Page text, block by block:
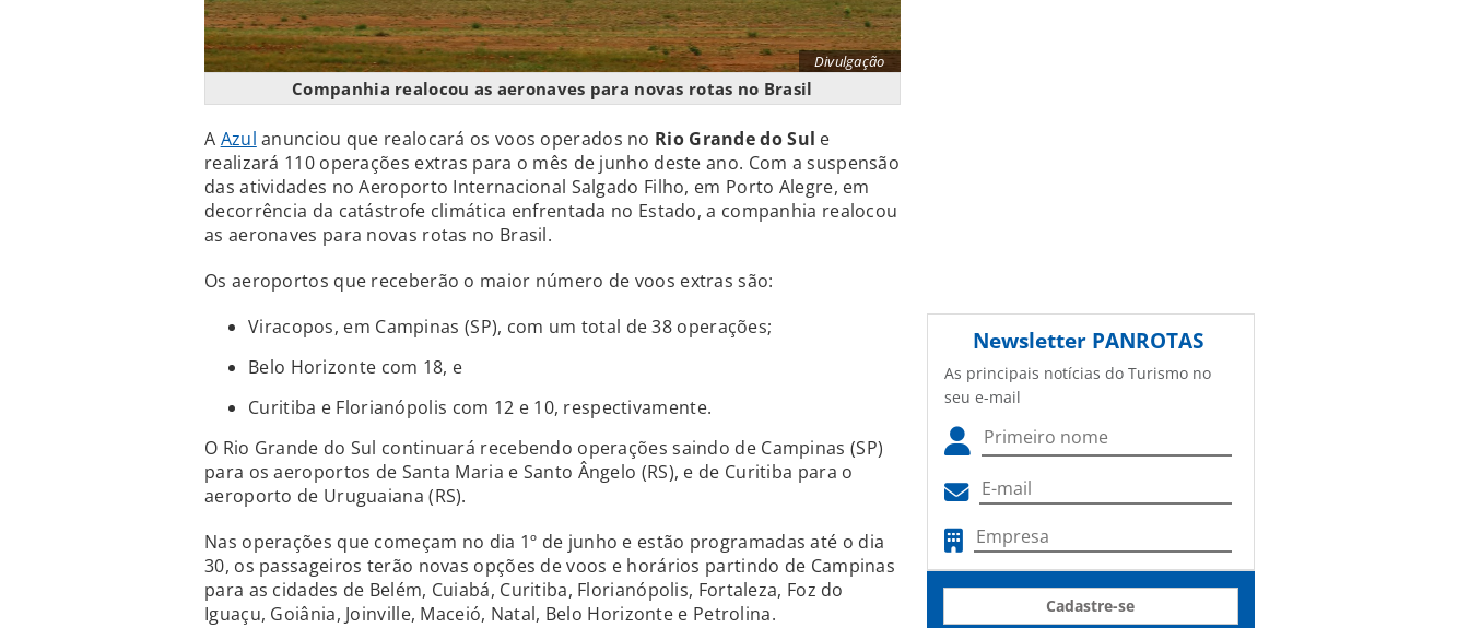
Divulgação
Companhia realocou as aeronaves para novas rotas no Brasil
A Azul anunciou que realocará os voos operados no Rio Grande do Sul e
realizará 110 operações extras para o mês de junho deste ano. Com a suspensão
das atividades no Aeroporto Internacional Salgado Filho, em Porto Alegre, em
decorrência da catástrofe climática enfrentada no Estado, a companhia realocou
as aeronaves para novas rotas no Brasil.
Os aeroportos que receberão o maior número de voos extras são:
Viracopos, em Campinas (SP), com um total de 38 operações;
Belo Horizonte com 18, e
Curitiba e Florianópolis com 12 e 10, respectivamente.
O Rio Grande do Sul continuará recebendo operações saindo de Campinas (SP)
para os aeroportos de Santa Maria e Santo Ângelo (RS), e de Curitiba para o
aeroporto de Uruguaiana (RS).
Nas operações que começam no dia 1º de junho e estão programadas até o dia
30, os passageiros terão novas opções de voos e horários partindo de Campinas
para as cidades de Belém, Cuiabá, Curitiba, Florianópolis, Fortaleza, Foz do
Iguaçu, Goiânia, Joinville, Maceió, Natal, Belo Horizonte e Petrolina.
Newsletter PANROTAS
As principais notícias do Turismo no
seu e-mail
Cadastre-se